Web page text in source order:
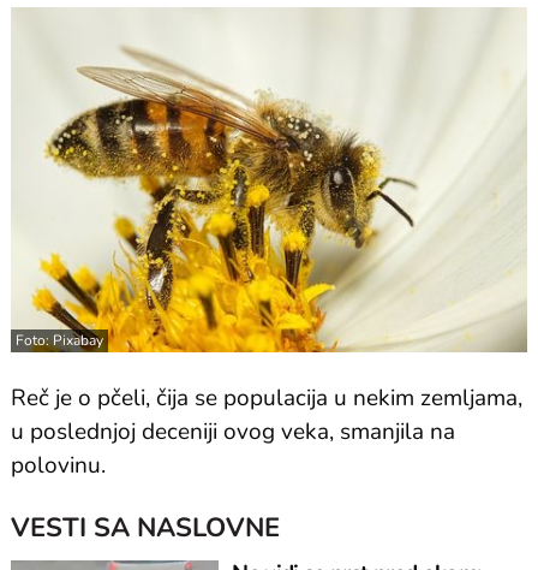
Foto: Pixabay
Reč je o pčeli, čija se populacija u nekim zemljama,
u poslednjoj deceniji ovog veka, smanjila na
polovinu.
VESTI SA NASLOVNE